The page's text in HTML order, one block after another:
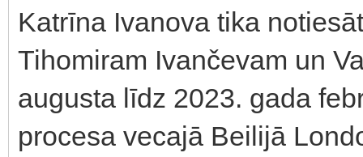
Katrīna Ivanova tika
Tihomiram Ivančevam un
augusta līdz 2023. gada
procesa vecajā Beilijā